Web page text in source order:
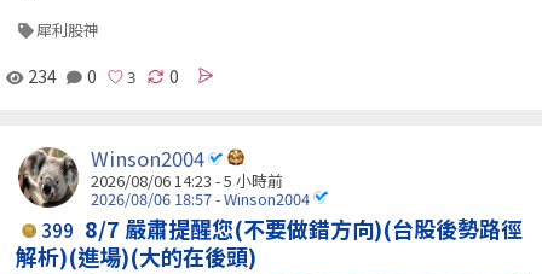
犀利股神
234 0 0
Winson2004
2026/08/06 14:23 -5 小時前
2026/08/06 18:57 - Winson2004
399 8/7 嚴肅提醒您(不要做錯方向)(台股後勢路徑
解析)(進場)(大的在後頭)